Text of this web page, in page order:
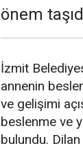
önem
İzmit
annenin
ve gelişimi
beslenme ve
bulundu.